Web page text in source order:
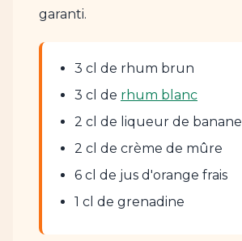
garanti.
3 cl de rhum brun
3 cl de rhum blanc
2 cl de liqueur de banane
2 cl de crème de mûre
6 cl de jus d'orange frais
1 cl de grenadine